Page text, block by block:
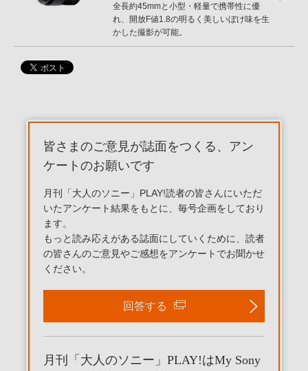
全長約45mmと小型・軽量で携帯性に優
れ、開放F値1.8の明るく美しいぼけ味を生
かした撮影が可能。
皆さまのご意見が誌面をつくる、アン
ケートのお願いです
月刊「大人のソニー」PLAY!読者の皆さんにいただ
いたアンケート結果をもとに、毎号企画をしており
ます。
もっと読み応えがある誌面にしていくために、読者
の皆さんのご意見やご感想をアンケートでお聞かせ
ください。
回答する
月刊「大人のソニー」PLAY!はMy Sony